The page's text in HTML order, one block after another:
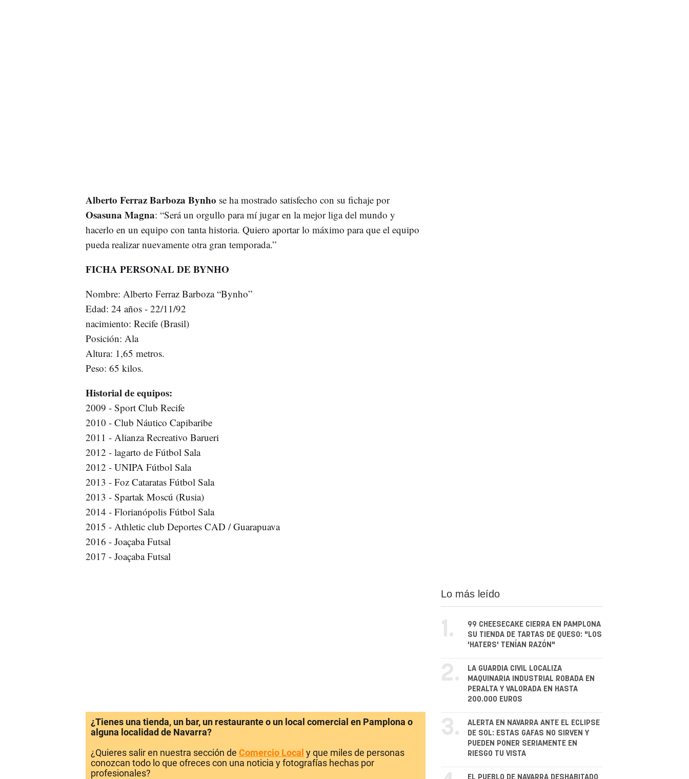
Alberto Ferraz Barboza Bynho se ha mostrado satisfecho con su fichaje por
Osasuna Magna: “Será un orgullo para mí jugar en la mejor liga del mundo y
hacerlo en un equipo con tanta historia. Quiero aportar lo máximo para que el equipo
pueda realizar nuevamente otra gran temporada.”
FICHA PERSONAL DE BYNHO
Nombre: Alberto Ferraz Barboza “Bynho”
Edad: 24 años - 22/11/92
nacimiento: Recife (Brasil)
Posición: Ala
Altura: 1,65 metros.
Peso: 65 kilos.
Historial de equipos:
2009 - Sport Club Recife
2010 - Club Náutico Capibaribe
2011 - Alianza Recreativo Barueri
2012 - lagarto de Fútbol Sala
2012 - UNIPA Fútbol Sala
2013 - Foz Cataratas Fútbol Sala
2013 - Spartak Moscú (Rusia)
2014 - Florianópolis Fútbol Sala
2015 - Athletic club Deportes CAD / Guarapuava
2016 - Joaçaba Futsal
2017 - Joaçaba Futsal
¿Tienes una tienda, un bar, un restaurante o un local comercial en Pamplona o
alguna localidad de Navarra?
¿Quieres salir en nuestra sección de Comercio Local y que miles de personas
conozcan todo lo que ofreces con una noticia y fotografías hechas por
profesionales?
Lo más leído
1.
99 CHEESECAKE CIERRA EN PAMPLONA
SU TIENDA DE TARTAS DE QUESO: "LOS
'HATERS' TENÍAN RAZÓN"
2.
LA GUARDIA CIVIL LOCALIZA
MAQUINARIA INDUSTRIAL ROBADA EN
PERALTA Y VALORADA EN HASTA
200.000 EUROS
3.
ALERTA EN NAVARRA ANTE EL ECLIPSE
DE SOL: ESTAS GAFAS NO SIRVEN Y
PUEDEN PONER SERIAMENTE EN
RIESGO TU VISTA
EL PUEBLO DE NAVARRA DESHABITADO